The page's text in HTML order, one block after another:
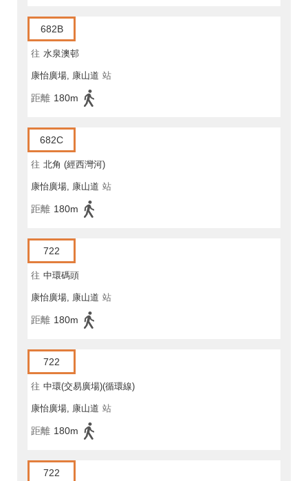
682B
往 水泉澳邨
康怡廣場, 康山道 站
距離 180m
682C
往 北角 (經西灣河)
康怡廣場, 康山道 站
距離 180m
722
往 中環碼頭
康怡廣場, 康山道 站
距離 180m
722
往 中環(交易廣場)(循環線)
康怡廣場, 康山道 站
距離 180m
722